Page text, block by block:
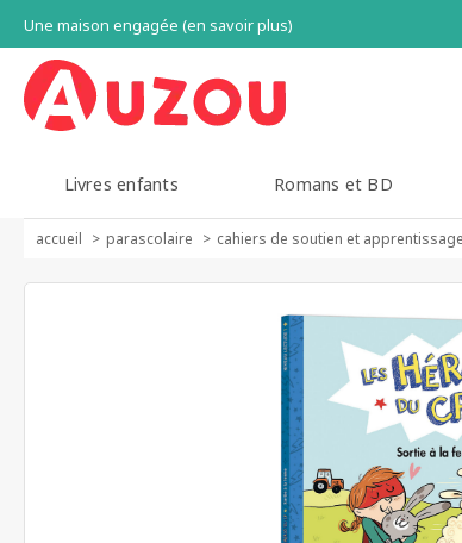
Une maison engagée (en savoir plus)
Livres enfants Romans et BD
accueil parascolaire cahiers de soutien et apprentissage